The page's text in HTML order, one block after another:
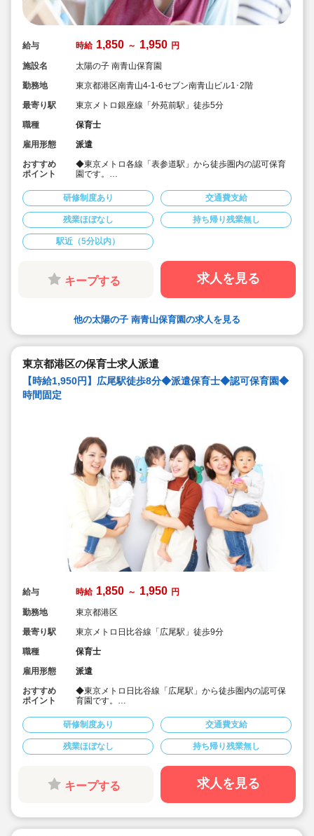
給与 時給 1,850 ～ 1,950 円
施設名
太陽の子 南青山保育園
勤務地
東京都港区南青山4-1-6セブン南青山ビル1･2階
最寄り駅
東京メトロ銀座線「外苑前駅」徒歩5分
職種
保育士
雇用形態
派遣
おすすめ
ポイント
◆東京メトロ各線「表参道駅」から徒歩圏内の認可保育
園です。
◆担任サポートの業務です。
◆時給1,950円の高時給設定の派遣求人です。
研修制度あり 交通費支給
残業ほぼなし 持ち帰り残業無し
駅近（5分以内）
キープする 求人を見る
他の太陽の子 南青山保育園の求人を見る
東京都港区の保育士求人派遣
【時給1,950円】広尾駅徒歩8分◆派遣保育士◆認可保育園◆
時間固定
給与 時給 1,850 ～ 1,950 円
勤務地
東京都港区
最寄り駅
東京メトロ日比谷線「広尾駅」徒歩9分
職種
保育士
雇用形態
派遣
おすすめ
ポイント
◆東京メトロ日比谷線「広尾駅」から徒歩圏内の認可保
育園です。
◆担任サポートの業務です。
◆時給1,950円の高時給設定の派遣求人です。
研修制度あり 交通費支給
残業ほぼなし 持ち帰り残業無し
キープする 求人を見る